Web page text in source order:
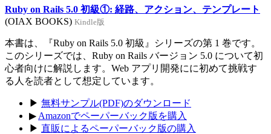
Ruby on Rails 5.0 初級①: 経路、アクション、テンプレート
(OIAX BOOKS) Kindle版
本書は、『Ruby on Rails 5.0 初級』シリーズの第 1 巻です。
このシリーズでは、Ruby on Rails バージョン 5.0 について初
心者向けに解説します。Web アプリ開発にに初めて挑戦す
る人を読者として想定しています。
▶ 無料サンプル(PDF)のダウンロード
▶ Amazonでペーパーバック版を購入
▶ 直販によるペーパーバック版の購入